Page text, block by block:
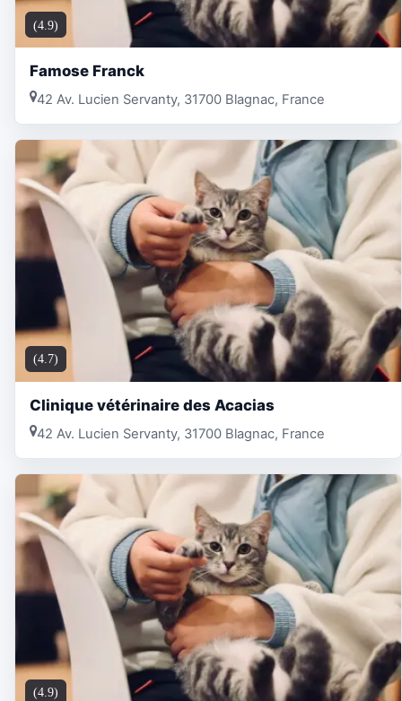
(4.9)
Famose Franck
42 Av. Lucien Servanty, 31700 Blagnac, France
(4.7)
Clinique vétérinaire des Acacias
42 Av. Lucien Servanty, 31700 Blagnac, France
(4.9)